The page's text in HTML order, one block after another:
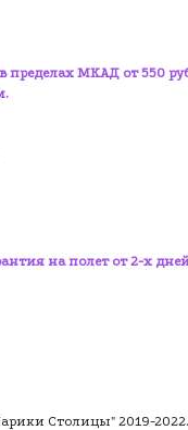
пределах МКАД от 550
на полет от 2-х
Столицы" 2019-2022.